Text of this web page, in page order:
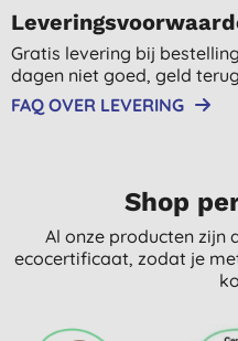
Gratis levering bij
dagen niet goed, geld
FAQ OVER LEVERING
Shop
Al onze producten zijn
ecocertificaat, zodat je